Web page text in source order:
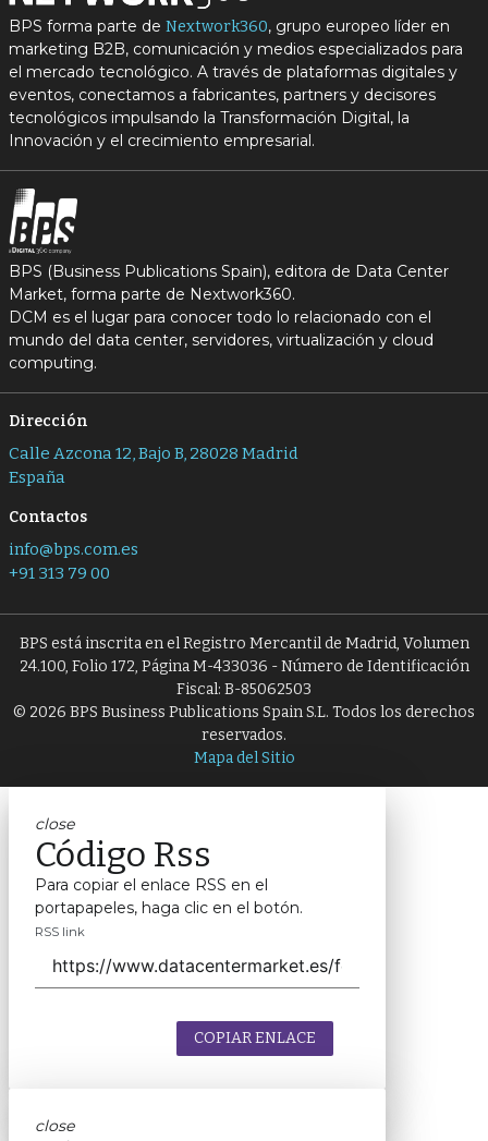
BPS forma parte de Nextwork360, grupo europeo líder en
marketing B2B, comunicación y medios especializados para
el mercado tecnológico. A través de plataformas digitales y
eventos, conectamos a fabricantes, partners y decisores
tecnológicos impulsando la Transformación Digital, la
Innovación y el crecimiento empresarial.
BPS (Business Publications Spain), editora de Data Center
Market, forma parte de Nextwork360.
DCM es el lugar para conocer todo lo relacionado con el
mundo del data center, servidores, virtualización y cloud
computing.
Dirección
Calle Azcona 12, Bajo B, 28028 Madrid
España
Contactos
info@bps.com.es
+91 313 79 00
BPS está inscrita en el Registro Mercantil de Madrid, Volumen
24.100, Folio 172, Página M-433036 - Número de Identificación
Fiscal: B-85062503
© 2026 BPS Business Publications Spain S.L. Todos los derechos
reservados.
Mapa del Sitio
close
Código Rss
Para copiar el enlace RSS en el
portapapeles, haga clic en el botón.
RSS link
COPIAR ENLACE
close